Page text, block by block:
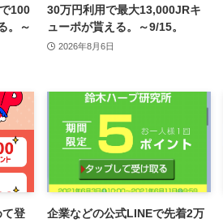
100
。～
30万円利用で最大13,000JRキ
ューポが貰える。～9/15。
2026年8月6日
登 企業などの公式LINEで先着2万